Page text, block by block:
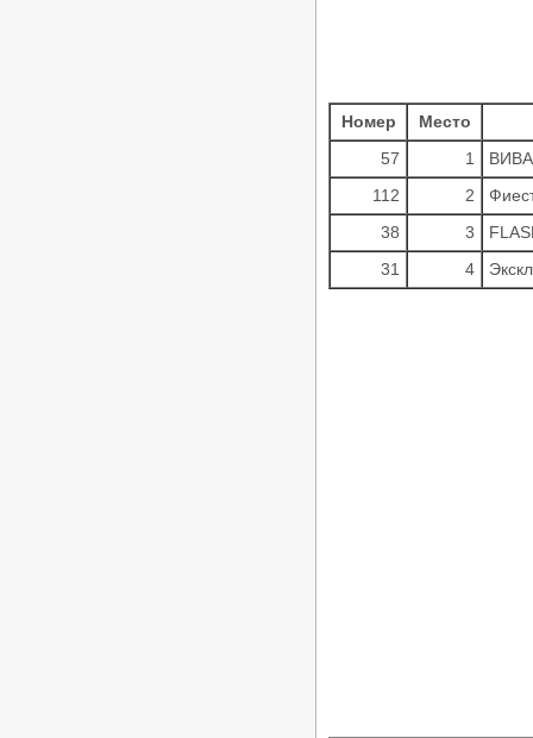
Номер
Место
57
1
112
2
38
3
31
4